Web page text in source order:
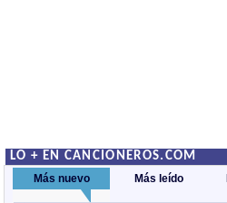
LO + EN CANCIONEROS.COM
Más nuevo Más leído